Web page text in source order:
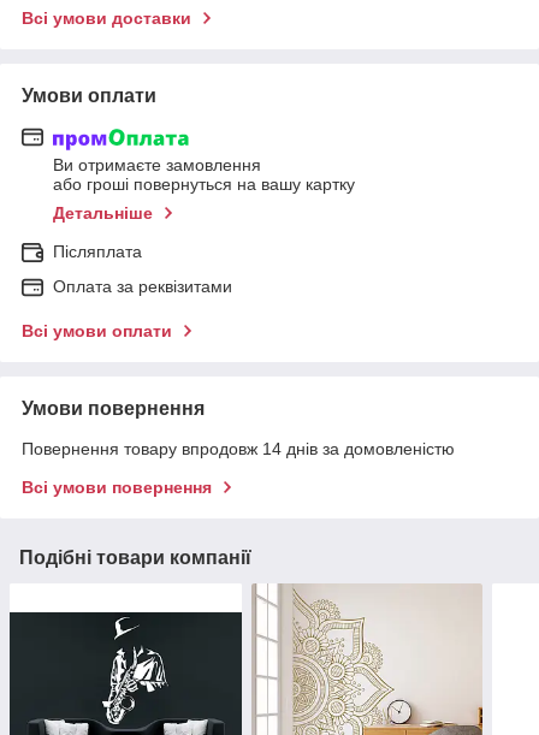
Всі умови доставки
Умови оплати
Ви отримаєте замовлення
або гроші повернуться на вашу картку
Детальніше
Післяплата
Оплата за реквізитами
Всі умови оплати
Умови повернення
Повернення товару впродовж 14 днів за домовленістю
Всі умови повернення
Подібні товари компанії